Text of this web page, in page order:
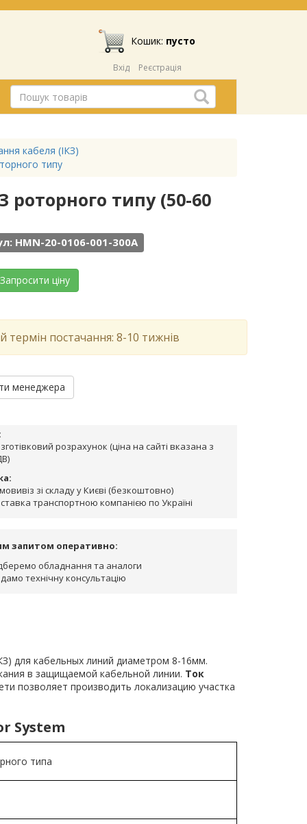
Кошик: пусто
Вхід Реєстрація
кабеля (ІКЗ)
типу
роторного типу (50-60
HMN-20-0106-001-300А
Запросити ціну
термін постачання: 8-10 тижнів
менеджера
розрахунок (ціна на сайті вказана з
зі складу у Києві (безкоштовно)
транспортною компанією по Україні
запитом оперативно:
обладнання та аналоги
технічну консультацію
для кабельных линий диаметром 8-16мм.
в защищаемой кабельной линии. Ток
позволяет производить локализацию участка
System
типа